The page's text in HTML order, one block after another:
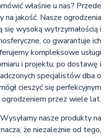
właśnie u nas? Przede
jakość. Nasze ogrodzenia
wysoką wytrzymałością i
co gwarantuje ich
kompleksowe usługi
i projektu, po dostawę i
specjalistów dba o
cieszyć się perfekcyjnym
ogrodzeniem przez wiele lat.
nasze produkty na
że niezależnie od tego,